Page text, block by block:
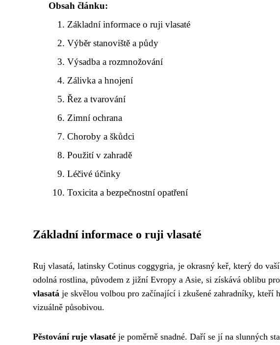
Obsah článku:
Základní informace o ruji vlasaté
Výběr stanoviště a půdy
Výsadba a rozmnožování
Zálivka a hnojení
Řez a tvarování
Zimní ochrana
Choroby a škůdci
Použití v zahradě
Léčivé účinky
Toxicita a bezpečnostní opatření
Základní informace o ruji vlasaté
Ruj vlasatá, latinsky Cotinus coggygria, je okrasný keř, který do
odolná rostlina, původem z jižní Evropy a Asie, si získává oblibu
vlasatá je skvělou volbou pro začínající i zkušené zahradníky, kteří
vizuálně působivou.
Pěstování ruje vlasaté je poměrně snadné. Daří se jí na slunných